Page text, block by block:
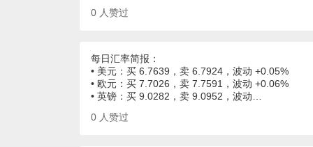
0 人赞过
每日汇率简报：
• 美元：买 6.7639，卖 6.7924，波动 +0.05%
• 欧元：买 7.7026，卖 7.7591，波动 +0.06%
• 英镑：买 9.0282，卖 9.0952，波动…
0 人赞过